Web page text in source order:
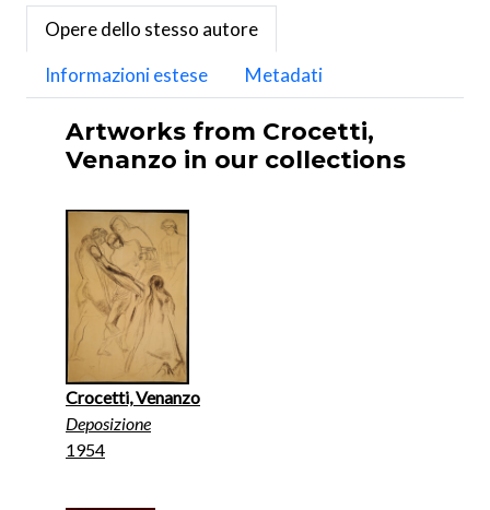
Opere dello stesso autore
Informazioni estese
Metadati
Artworks from Crocetti,
Venanzo in our collections
Crocetti, Venanzo
Deposizione
1954